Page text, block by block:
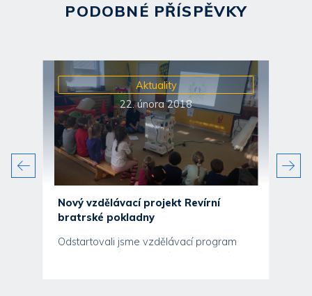
PODOBNÉ PŘÍSPĚVKY
Aktuality
22. února 2018
Nový vzdělávací projekt Revírní
bratrské pokladny
Odstartovali jsme vzdělávací program
Nemoc nemá moc, kterým se Revírní